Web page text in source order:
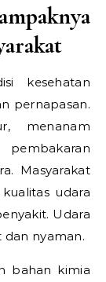
kesehatan
pernapasan.
menanam
Masyarakat
udara
Udara
nyaman.
bahan kimia